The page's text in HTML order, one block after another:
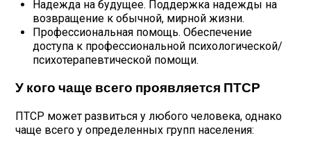
Надежда на будущее. Поддержка надежды на
возвращение к обычной, мирной жизни.
Профессиональная помощь. Обеспечение
доступа к профессиональной психологической/
психотерапевтической помощи.
У кого чаще всего проявляется ПТСР
ПТСР может развиться у любого человека, однако
чаще всего у определенных групп населения: